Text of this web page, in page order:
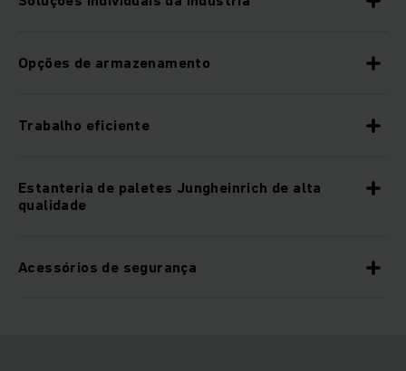
Opções de armazenamento
Trabalho eficiente
Estanteria de paletes Jungheinrich de alta
qualidade
Acessórios de segurança